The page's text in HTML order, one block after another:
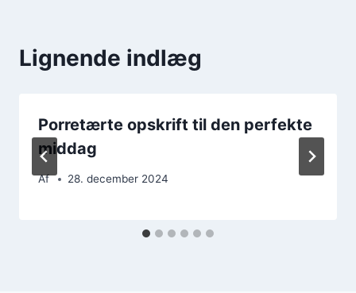
Lignende indlæg
Porretærte opskrift til den perfekte
middag
Af 28. december 2024